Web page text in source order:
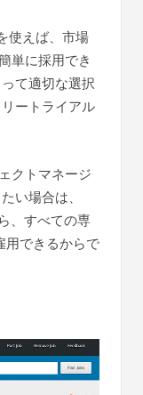
使えば、市場
単に採用でき
て適切な選択
ートライアル
クトマネージ
い場合は、
、すべての専
用できるからで